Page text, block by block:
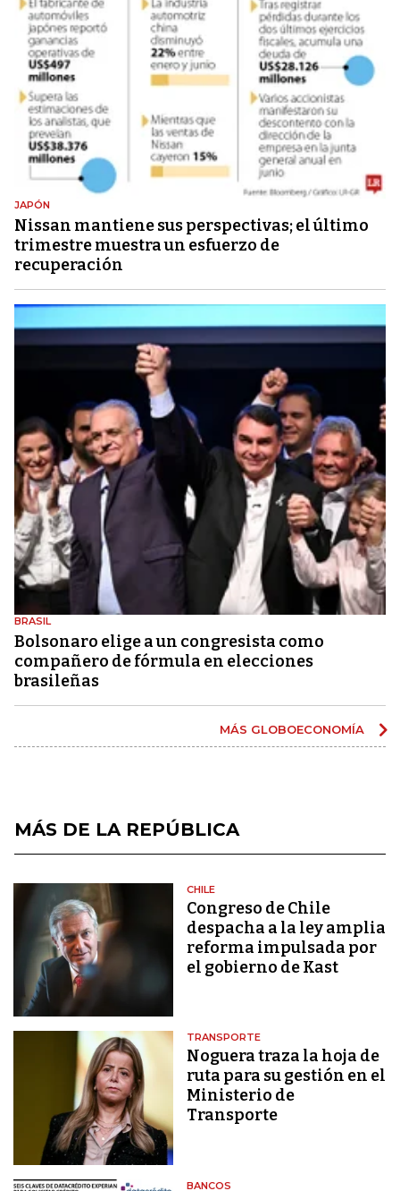
JAPÓN
Nissan mantiene sus perspectivas; el último
trimestre muestra un esfuerzo de
recuperación
BRASIL
Bolsonaro elige a un congresista como
compañero de fórmula en elecciones
brasileñas
MÁS GLOBOECONOMÍA
MÁS DE LA REPÚBLICA
CHILE
Congreso de Chile
despacha a la ley amplia
reforma impulsada por
el gobierno de Kast
TRANSPORTE
Noguera traza la hoja de
ruta para su gestión en el
Ministerio de
Transporte
BANCOS